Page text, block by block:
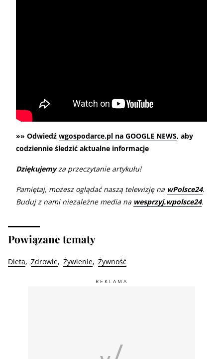
»» Odwiedź wgospodarce.pl na GOOGLE NEWS, aby
codziennie śledzić aktualne informacje
Dziękujemyza przeczytanie artykułu!
Pamiętaj, możesz oglądać naszą telewizję na wPolsce24.
Buduj z nami niezależne media na wesprzyj.wpolsce24.
Powiązane tematy
Dieta Zdrowie Żywienie Żywność